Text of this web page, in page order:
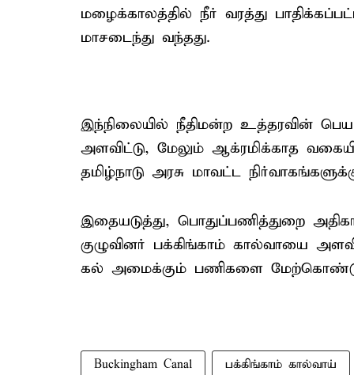
மழைக்காலத்தில் நீர் வரத்து
மாசடைந்து வந்தது.
இந்நிலையில் நீதிமன்ற உத்தரவின்
அளவிட்டு, மேலும் ஆக்ரமிக்காத
தமிழ்நாடு அரசு மாவட்ட
இதையடுத்து, பொதுப்பணித்துறை
குழுவினர் பக்கிங்காம் கால்வாயை
கல் அமைக்கும் பணிகளை மேற்கொண்டு
Buckingham Canal பக்கிங்காம் கால்வாய்